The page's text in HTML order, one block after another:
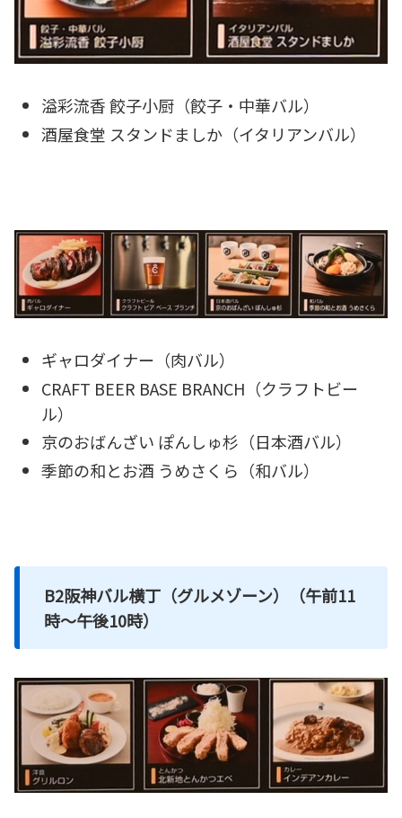
溢彩流香 餃子小厨（餃子・中華バル）
酒屋食堂 スタンドましか（イタリアンバル）
ギャロダイナー（肉バル）
CRAFT BEER BASE BRANCH（クラフトビー
ル）
京のおばんざい ぽんしゅ杉（日本酒バル）
季節の和とお酒 うめさくら（和バル）
B2阪神バル横丁（グルメゾーン）（午前11
時～午後10時）